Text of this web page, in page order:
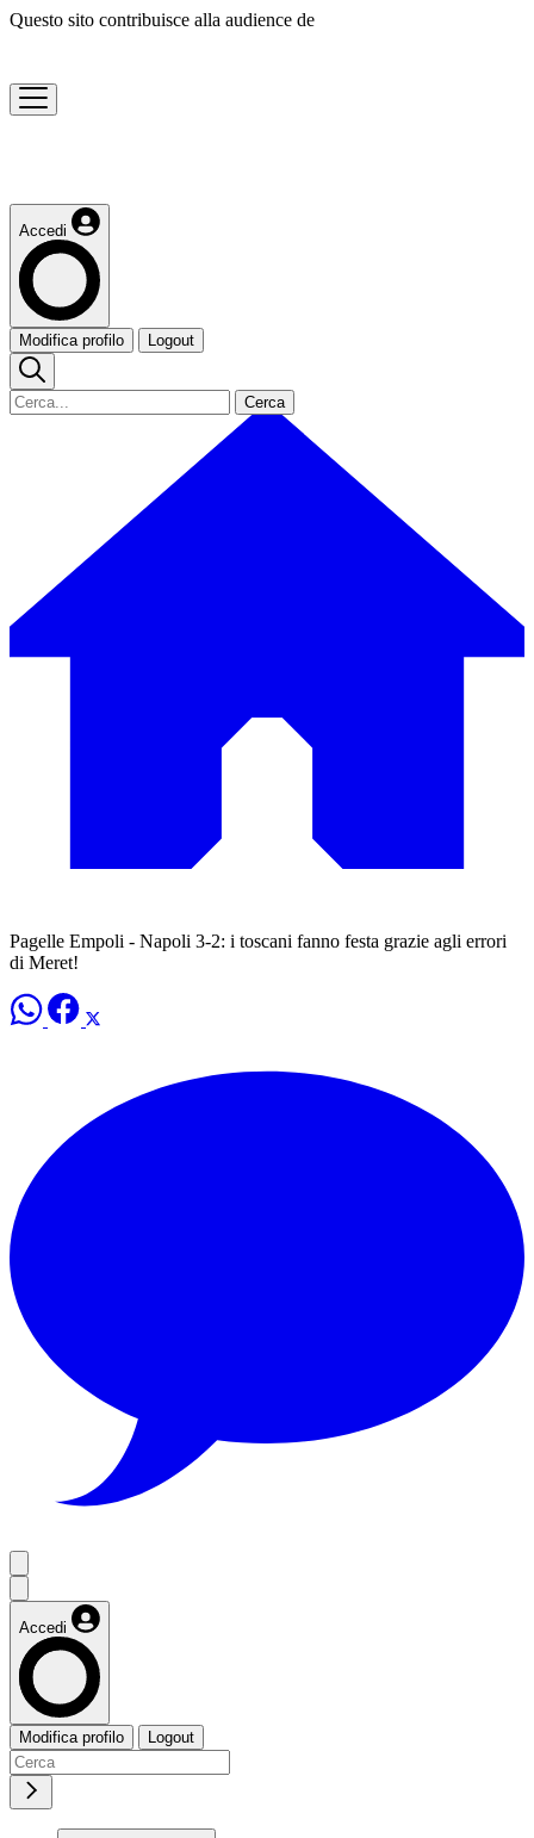
Questo sito contribuisce alla audience de
Accedi
Modifica profilo Logout
Cerca
Pagelle Empoli - Napoli 3-2: i toscani fanno festa grazie agli errori
di Meret!
Accedi
Modifica profilo Logout